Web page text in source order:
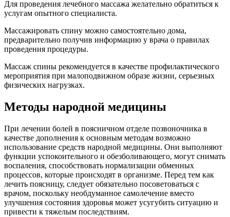
Для проведения лечебного массажа желательно обратиться к
услугам опытного специалиста.
Массажировать спину можно самостоятельно дома,
предварительно получив информацию у врача о правилах
проведения процедуры.
Массаж спины рекомендуется в качестве профилактического
мероприятия при малоподвижном образе жизни, серьезных
физических нагрузках.
Методы народной медицины
При лечении болей в поясничном отделе позвоночника в
качестве дополнения к основным методам возможно
использование средств народной медицины. Они выполняют
функции успокоительного и обезболивающего, могут снимать
воспаления, способствовать нормализации обменных
процессов, которые происходят в организме. Перед тем как
лечить поясницу, следует обязательно посоветоваться с
врачом, поскольку необдуманное самолечение вместо
улучшения состояния здоровья может усугубить ситуацию и
привести к тяжелым последствиям.